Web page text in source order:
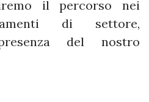
il percorso nei
di settore,
del nostro